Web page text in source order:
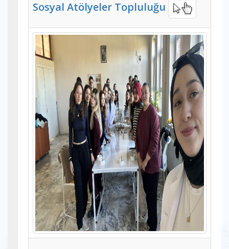
Sosyal Atölyeler Topluluğu